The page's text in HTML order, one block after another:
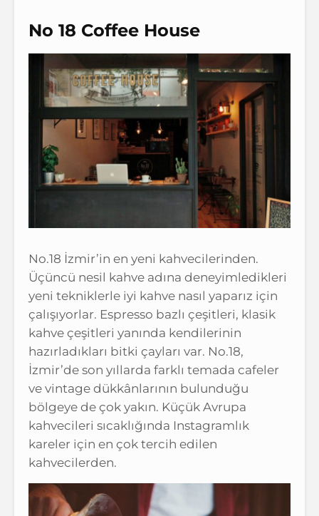
No 18 Coffee House
No.18 İzmir’in en yeni kahvecilerinden.
Üçüncü nesil kahve adına deneyimledikleri
yeni tekniklerle iyi kahve nasıl yaparız için
çalışıyorlar. Espresso bazlı çeşitleri, klasik
kahve çeşitleri yanında kendilerinin
hazırladıkları bitki çayları var. No.18,
İzmir’de son yıllarda farklı temada cafeler
ve vintage dükkânlarının bulunduğu
bölgeye de çok yakın. Küçük Avrupa
kahvecileri sıcaklığında Instagramlık
kareler için en çok tercih edilen
kahvecilerden.